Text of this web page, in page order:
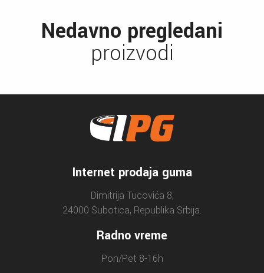
Nedavno pregledani
proizvodi
Internet prodaja guma
Dimitrija Tucovića 8,
24000 Subotica, Republika Srbija.
Radno vreme
Pon/Pet 8-16h